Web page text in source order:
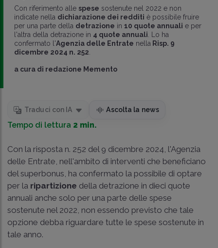
Con riferimento alle spese sostenute nel 2022 e non
indicate nella dichiarazione dei redditi è possibile fruire
per una parte della detrazione in 10 quote annuali e per
l'altra della detrazione in 4 quote annuali . Lo ha
confermato l'Agenzia delle Entrate nella Risp. 9
dicembre 2024 n. 252
a cura di redazione Memento
Traduci con IA Ascolta la news
Tempo di lettura 2 min.
Con la risposta n. 252 del 9 dicembre 2024, l'Agenzia
delle Entrate, nell'ambito di interventi che beneficiano
del superbonus, ha confermato la possibile di optare
per la ripartizione della detrazione in dieci quote
annuali anche solo per una parte delle spese
sostenute nel 2022, non essendo previsto che tale
opzione debba riguardare tutte le spese sostenute in
tale anno.